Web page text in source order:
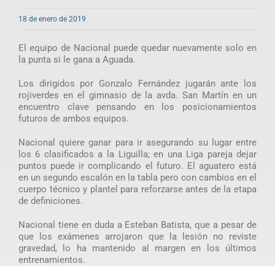
18 de enero de 2019
El equipo de Nacional puede quedar nuevamente solo en
la punta si le gana a Aguada.
Los dirigidos por Gonzalo Fernández jugarán ante los
rojiverdes en el gimnasio de la avda. San Martín en un
encuentro clave pensando en los posicionamientos
futuros de ambos equipos.
Nacional quiere ganar para ir asegurando su lugar entre
los 6 clasificados a la Liguilla; en una Liga pareja dejar
puntos puede ir complicando el futuro. El aguatero está
en un segundo escalón en la tabla pero con cambios en el
cuerpo técnico y plantel para reforzarse antes de la etapa
de definiciones.
Nacional tiene en duda a Esteban Batista, que a pesar de
que los exámenes arrojaron que la lesión no reviste
gravedad, lo ha mantenido al margen en los últimos
entrenamientos.